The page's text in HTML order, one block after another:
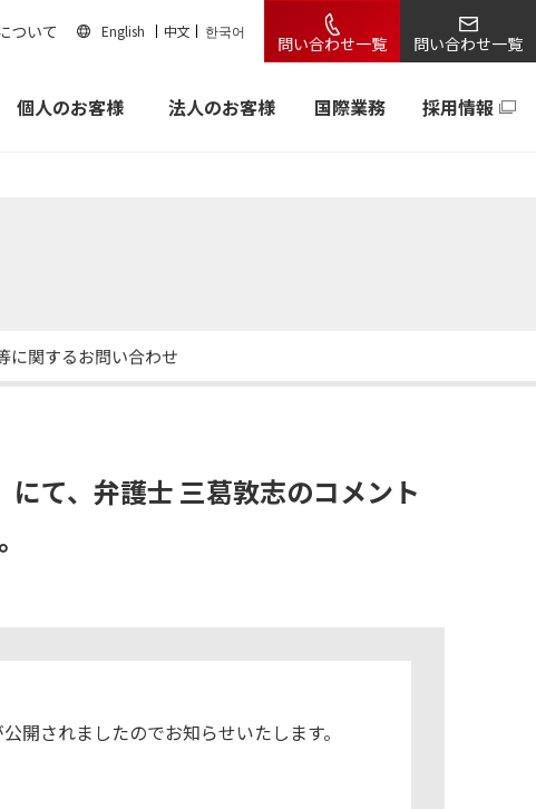
ついて English 中文 한국어
問い合わせ一覧 問い合わせ一覧
個人のお客様 法人のお客様 国際業務 採用情報
に関するお問い合わせ
にて、弁護士 三葛敦志のコメント
開されましたのでお知らせいたします。